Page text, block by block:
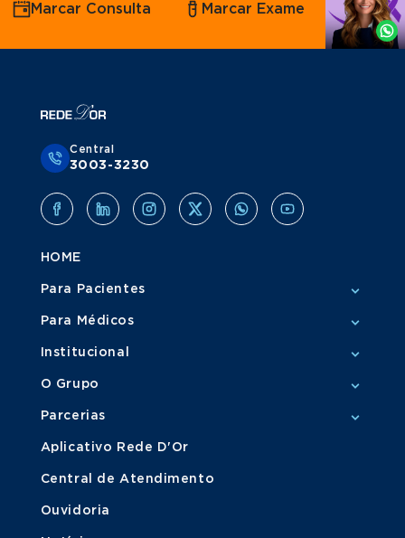
por
Whatsapp
Marcar Consulta Marcar Exame
Central
3003-3230
HOME
Para Pacientes
Para Médicos
Institucional
O Grupo
Parcerias
Aplicativo Rede D'Or
Central de Atendimento
Ouvidoria